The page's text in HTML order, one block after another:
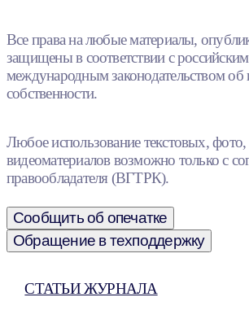
Все права на любые материалы,
защищены в соответствии с
международным законодательством об
собственности.
Любое использование текстовых, фото,
видеоматериалов возможно только с
правообладателя (ВГТРК).
Сообщить об опечатке
Обращение в техподдержку
СТАТЬИ ЖУРНАЛА